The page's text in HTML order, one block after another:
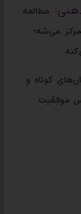
مطالعه
می‌شه؛
کوتاه و
موفقیت